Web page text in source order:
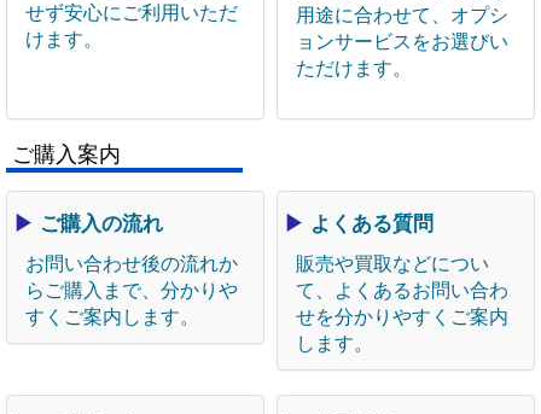
せず安心にご利用いただ
けます。
用途に合わせて、オプシ
ョンサービスをお選びい
ただけます。
ご購入案内
▶ ご購入の流れ
お問い合わせ後の流れか
らご購入まで、分かりや
すくご案内します。
▶ よくある質問
販売や買取などについ
て、よくあるお問い合わ
せを分かりやすくご案内
します。